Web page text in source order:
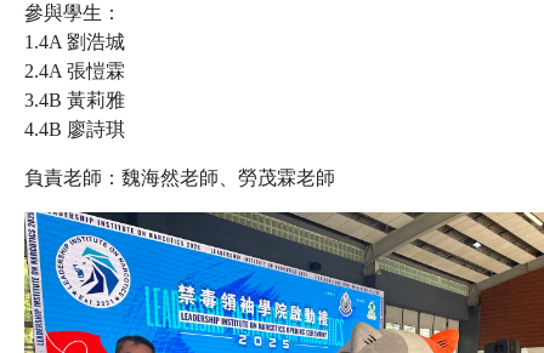
參與學生：
1.4A 劉浩城
2.4A 張愷霖
3.4B 黃莉雅
4.4B 廖詩琪
負責老師：魏海然老師、勞茂霖老師